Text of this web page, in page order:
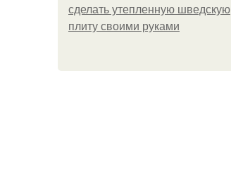
сделать утепленную шведскую
плиту своими руками